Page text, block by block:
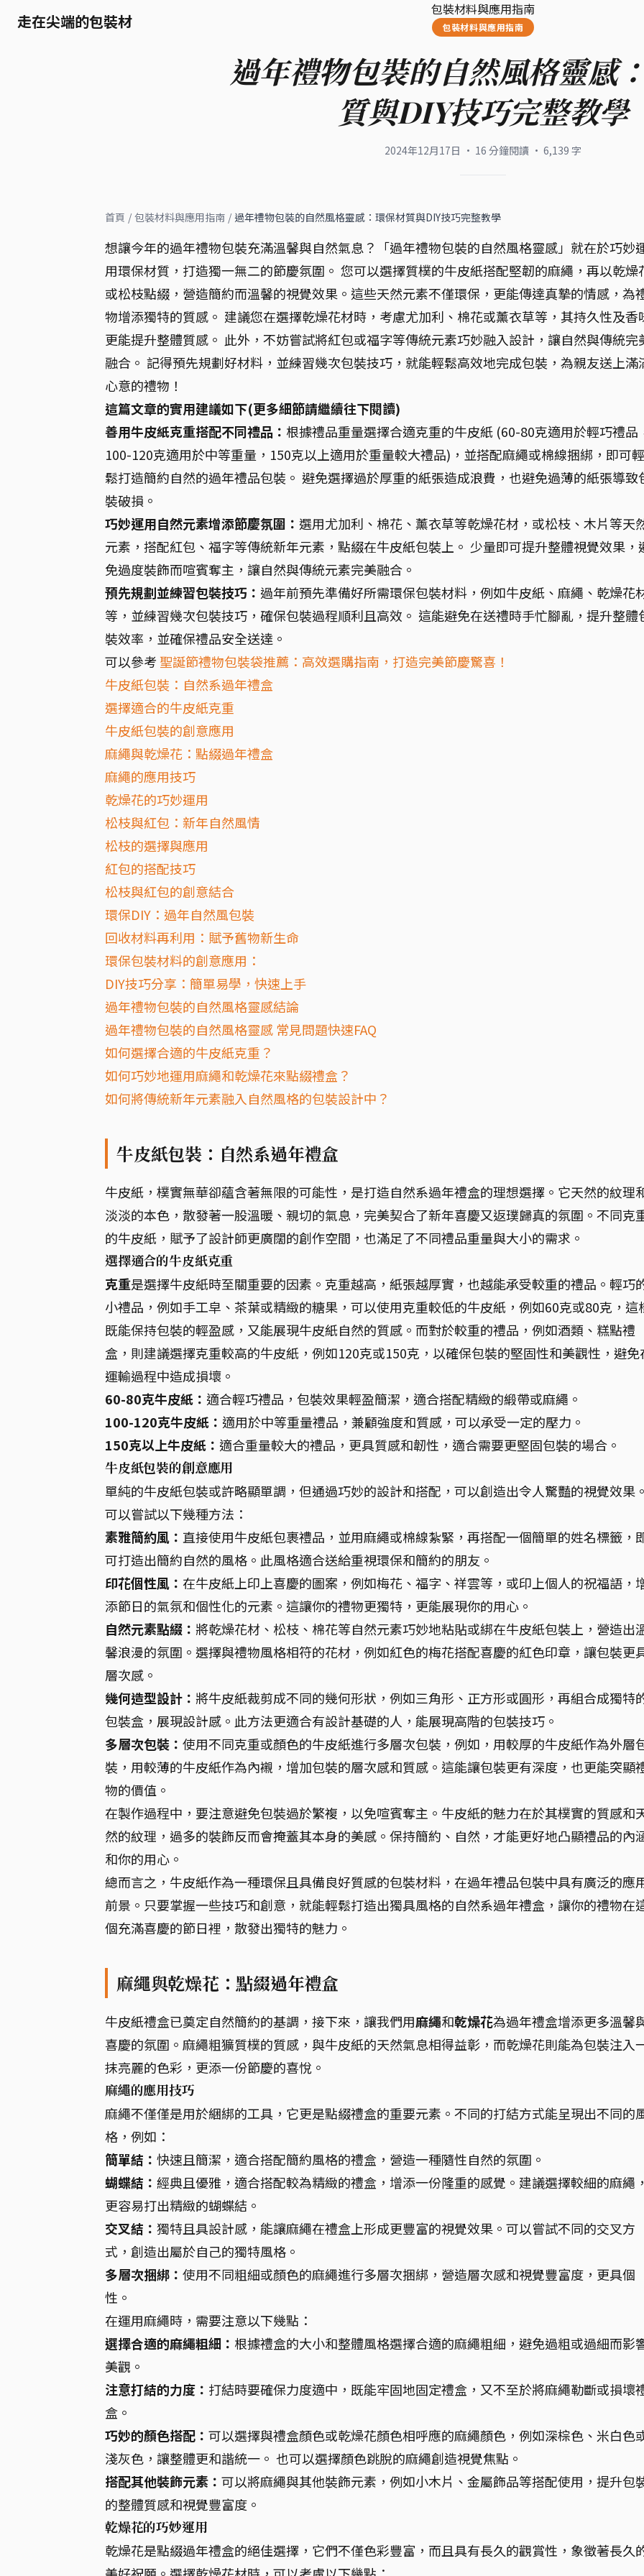
走在尖端的包裝材
包裝材料與應用指南
包裝材料與應用指南
過年禮物包裝的自然風格靈感
質與DIY技巧完整教學
2024年12月17日 · 16 分鐘閱讀 · 6,139 字
首頁 / 包裝材料與應用指南 / 過年禮物包裝的自然風格靈感：環保材質與DIY技巧完整教學
想讓今年的過年禮物包裝充滿溫馨與自然氣息？「過年禮物包裝的自然風格靈感」就在於巧妙
用環保材質，打造獨一無二的節慶氛圍。 您可以選擇質樸的牛皮紙搭配堅韌的麻繩，再以乾燥
或松枝點綴，營造簡約而溫馨的視覺效果。這些天然元素不僅環保，更能傳達真摯的情感，為
物增添獨特的質感。 建議您在選擇乾燥花材時，考慮尤加利、棉花或薰衣草等，其持久性及香
更能提升整體質感。 此外，不妨嘗試將紅包或福字等傳統元素巧妙融入設計，讓自然與傳統完
融合。 記得預先規劃好材料，並練習幾次包裝技巧，就能輕鬆高效地完成包裝，為親友送上滿
心意的禮物！
這篇文章的實用建議如下(更多細節請繼續往下閱讀)
善用牛皮紙克重搭配不同禮品： 根據禮品重量選擇合適克重的牛皮紙 (60-80克適用於輕巧禮品
100-120克適用於中等重量，150克以上適用於重量較大禮品)，並搭配麻繩或棉線捆綁，即可輕
鬆打造簡約自然的過年禮品包裝。 避免選擇過於厚重的紙張造成浪費，也避免過薄的紙張導致
裝破損。
巧妙運用自然元素增添節慶氛圍： 選用尤加利、棉花、薰衣草等乾燥花材，或松枝、木片等天
元素，搭配紅包、福字等傳統新年元素，點綴在牛皮紙包裝上。 少量即可提升整體視覺效果，
免過度裝飾而喧賓奪主，讓自然與傳統元素完美融合。
預先規劃並練習包裝技巧： 過年前預先準備好所需環保包裝材料，例如牛皮紙、麻繩、乾燥花
等，並練習幾次包裝技巧，確保包裝過程順利且高效。 這能避免在送禮時手忙腳亂，提升整體
裝效率，並確保禮品安全送達。
可以參考 聖誕節禮物包裝袋推薦：高效選購指南，打造完美節慶驚喜！
牛皮紙包裝：自然系過年禮盒
選擇適合的牛皮紙克重
牛皮紙包裝的創意應用
麻繩與乾燥花：點綴過年禮盒
麻繩的應用技巧
乾燥花的巧妙運用
松枝與紅包：新年自然風情
松枝的選擇與應用
紅包的搭配技巧
松枝與紅包的創意結合
環保DIY：過年自然風包裝
回收材料再利用：賦予舊物新生命
環保包裝材料的創意應用：
DIY技巧分享：簡單易學，快速上手
過年禮物包裝的自然風格靈感結論
過年禮物包裝的自然風格靈感 常見問題快速FAQ
如何選擇合適的牛皮紙克重？
如何巧妙地運用麻繩和乾燥花來點綴禮盒？
如何將傳統新年元素融入自然風格的包裝設計中？
牛皮紙包裝：自然系過年禮盒
牛皮紙，樸實無華卻蘊含著無限的可能性，是打造自然系過年禮盒的理想選擇。它天然的紋理
淡淡的本色，散發著一股溫暖、親切的氣息，完美契合了新年喜慶又返璞歸真的氛圍。不同克
的牛皮紙，賦予了設計師更廣闊的創作空間，也滿足了不同禮品重量與大小的需求。
選擇適合的牛皮紙克重
克重是選擇牛皮紙時至關重要的因素。克重越高，紙張越厚實，也越能承受較重的禮品。輕巧
小禮品，例如手工皁、茶葉或精緻的糖果，可以使用克重較低的牛皮紙，例如60克或80克，這
既能保持包裝的輕盈感，又能展現牛皮紙自然的質感。而對於較重的禮品，例如酒類、糕點禮
盒，則建議選擇克重較高的牛皮紙，例如120克或150克，以確保包裝的堅固性和美觀性，避免
運輸過程中造成損壞。
60-80克牛皮紙： 適合輕巧禮品，包裝效果輕盈簡潔，適合搭配精緻的緞帶或麻繩。
100-120克牛皮紙： 適用於中等重量禮品，兼顧強度和質感，可以承受一定的壓力。
150克以上牛皮紙： 適合重量較大的禮品，更具質感和韌性，適合需要更堅固包裝的場合。
牛皮紙包裝的創意應用
單純的牛皮紙包裝或許略顯單調，但通過巧妙的設計和搭配，可以創造出令人驚豔的視覺效果。
可以嘗試以下幾種方法：
素雅簡約風： 直接使用牛皮紙包裹禮品，並用麻繩或棉線紮緊，再搭配一個簡單的姓名標籤，
可打造出簡約自然的風格。此風格適合送給重視環保和簡約的朋友。
印花個性風： 在牛皮紙上印上喜慶的圖案，例如梅花、福字、祥雲等，或印上個人的祝福語，
添節日的氣氛和個性化的元素。這讓你的禮物更獨特，更能展現你的用心。
自然元素點綴： 將乾燥花材、松枝、棉花等自然元素巧妙地粘貼或綁在牛皮紙包裝上，營造出
馨浪漫的氛圍。選擇與禮物風格相符的花材，例如紅色的梅花搭配喜慶的紅色印章，讓包裝更
層次感。
幾何造型設計： 將牛皮紙裁剪成不同的幾何形狀，例如三角形、正方形或圓形，再組合成獨特
包裝盒，展現設計感。此方法更適合有設計基礎的人，能展現高階的包裝技巧。
多層次包裝： 使用不同克重或顏色的牛皮紙進行多層次包裝，例如，用較厚的牛皮紙作為外層
裝，用較薄的牛皮紙作為內襯，增加包裝的層次感和質感。這能讓包裝更有深度，也更能突顯
物的價值。
在製作過程中，要注意避免包裝過於繁複，以免喧賓奪主。牛皮紙的魅力在於其樸實的質感和
然的紋理，過多的裝飾反而會掩蓋其本身的美感。保持簡約、自然，才能更好地凸顯禮品的內
和你的用心。
總而言之，牛皮紙作為一種環保且具備良好質感的包裝材料，在過年禮品包裝中具有廣泛的應
前景。只要掌握一些技巧和創意，就能輕鬆打造出獨具風格的自然系過年禮盒，讓你的禮物在
個充滿喜慶的節日裡，散發出獨特的魅力。
麻繩與乾燥花：點綴過年禮盒
牛皮紙禮盒已奠定自然簡約的基調，接下來，讓我們用麻繩和乾燥花為過年禮盒增添更多溫馨
喜慶的氛圍。麻繩粗獷質樸的質感，與牛皮紙的天然氣息相得益彰，而乾燥花則能為包裝注入
抹亮麗的色彩，更添一份節慶的喜悅。
麻繩的應用技巧
麻繩不僅僅是用於綑綁的工具，它更是點綴禮盒的重要元素。不同的打結方式能呈現出不同的
格，例如：
簡單結： 快速且簡潔，適合搭配簡約風格的禮盒，營造一種隨性自然的氛圍。
蝴蝶結： 經典且優雅，適合搭配較為精緻的禮盒，增添一份隆重的感覺。建議選擇較細的麻繩，
更容易打出精緻的蝴蝶結。
交叉結： 獨特且具設計感，能讓麻繩在禮盒上形成更豐富的視覺效果。可以嘗試不同的交叉方
式，創造出屬於自己的獨特風格。
多層次捆綁： 使用不同粗細或顏色的麻繩進行多層次捆綁，營造層次感和視覺豐富度，更具個
性。
在運用麻繩時，需要注意以下幾點：
選擇合適的麻繩粗細： 根據禮盒的大小和整體風格選擇合適的麻繩粗細，避免過粗或過細而影
美觀。
注意打結的力度： 打結時要確保力度適中，既能牢固地固定禮盒，又不至於將麻繩勒斷或損壞
盒。
巧妙的顏色搭配： 可以選擇與禮盒顏色或乾燥花顏色相呼應的麻繩顏色，例如深棕色、米白色
淺灰色，讓整體更和諧統一。 也可以選擇顏色跳脫的麻繩創造視覺焦點。
搭配其他裝飾元素： 可以將麻繩與其他裝飾元素，例如小木片、金屬飾品等搭配使用，提升包
的整體質感和視覺豐富度。
乾燥花的巧妙運用
乾燥花是點綴過年禮盒的絕佳選擇，它們不僅色彩豐富，而且具有長久的觀賞性，象徵著長久